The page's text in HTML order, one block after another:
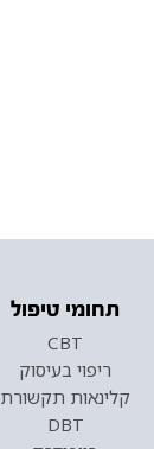
תחומי טיפול
CBT
ריפוי בעיסוק
קלינאות תקשורת
DBT